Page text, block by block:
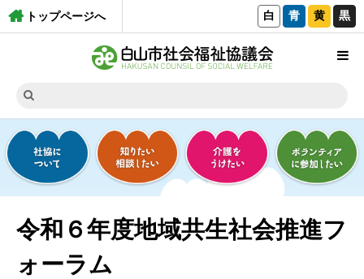
トップページへ 白 青 黄 黒
令和６年度地域共生社会推進フ
ォーラム